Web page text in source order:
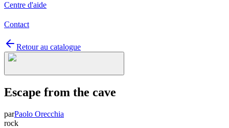
Centre d'aide
Contact
Retour au catalogue
Escape from the cave
parPaolo Orecchia
rock